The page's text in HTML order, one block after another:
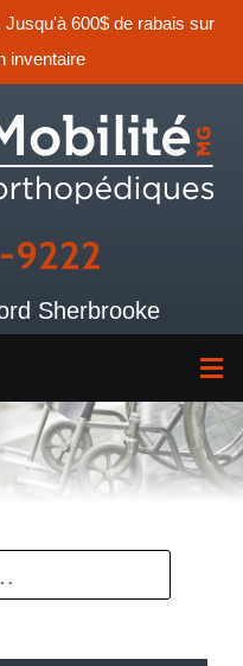
600$ de rabais sur
inventaire
9222
Sherbrooke